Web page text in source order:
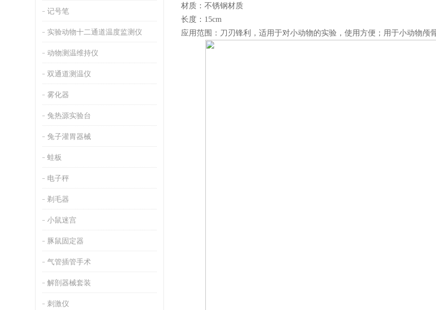
记号笔
实验动物十二通道温度监测仪
动物测温维持仪
双通道测温仪
雾化器
兔热源实验台
兔子灌胃器械
蛙板
电子秤
剃毛器
小鼠迷宫
豚鼠固定器
气管插管手术
解剖器械套装
刺激仪
材质：不锈钢材质
长度： 15cm
应用范围： 刀刃锋利，适用于对小动物的实验，使用方便 ； 用于小动物颅